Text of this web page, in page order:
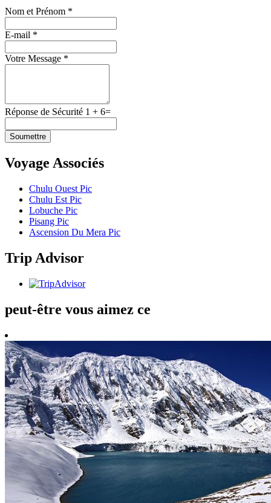
Nom et Prénom *
E-mail *
Votre Message *
Réponse de Sécurité 1 + 6=
Soumettre
Voyage Associés
Chulu Ouest Pic
Chulu Est Pic
Lobuche Pic
Pisang Pic
Ascension Du Mera Pic
Trip Advisor
peut-être vous aimez ce